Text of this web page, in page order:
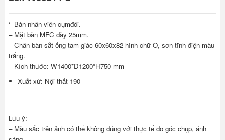
‘- Bàn nhân viên cụmđôi.
– Mặt bàn MFC dày 25mm.
– Chân bàn sắt ống tam giác 60x60x82 hình chữ O, sơn tĩnh điện màu
trắng.
– Kích thước: W1400*D1200*H750 mm
Xuất xứ: Nội thất 190
Lưu ý:
– Màu sắc trên ảnh có thể không đúng với thực tế do góc chụp, ánh